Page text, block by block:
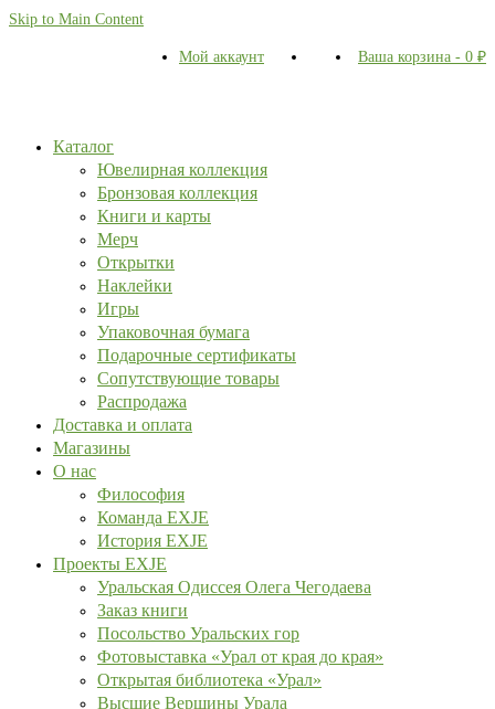
Skip to Main Content
Мой аккаунт Ваша корзина - 0 ₽
Каталог
Ювелирная коллекция
Бронзовая коллекция
Книги и карты
Мерч
Открытки
Наклейки
Игры
Упаковочная бумага
Подарочные сертификаты
Сопутствующие товары
Распродажа
Доставка и оплата
Магазины
О нас
Философия
Команда EXJE
История EXJE
Проекты EXJE
Уральская Одиссея Олега Чегодаева
Заказ книги
Посольство Уральских гор
Фотовыставка «Урал от края до края»
Открытая библиотека «Урал»
Высшие Вершины Урала